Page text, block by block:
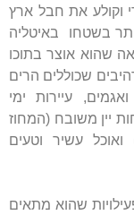
וקולע את חבל ארץ
בשטחו באיטליה
שהוא אוצר בתוכו
שכוללים הרים
עיירות ימי
יין משובח (המחוז
ואוכל עשיר וטעים
שהוא מתאים